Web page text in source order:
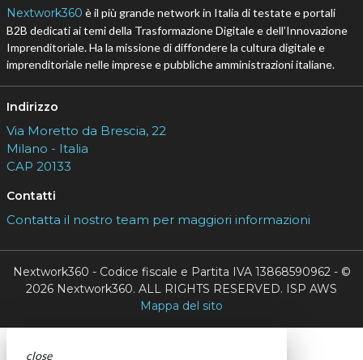
Nextwork360 è il più grande network in Italia di testate e portali
B2B dedicati ai temi della Trasformazione Digitale e dell’Innovazione
Imprenditoriale. Ha la missione di diffondere la cultura digitale e
imprenditoriale nelle imprese e pubbliche amministrazioni italiane.
Indirizzo
Via Moretto da Brescia, 22
Milano - Italia
CAP 20133
Contatti
Contatta il nostro team per maggiori informazioni
Nextwork360 - Codice fiscale e Partita IVA 13868590962 - ©
2026 Nextwork360. ALL RIGHTS RESERVED. ISP AWS
Mappa del sito
close